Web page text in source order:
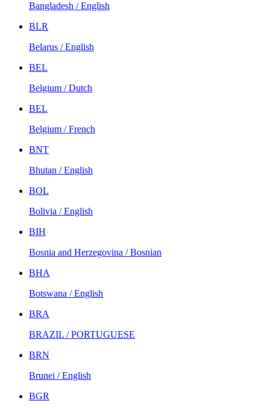
Bangladesh / English
BLR
Belarus / English
BEL
Belgium / Dutch
BEL
Belgium / French
BNT
Bhutan / English
BOL
Bolivia / English
BIH
Bosnia and Herzegovina / Bosnian
BHA
Botswana / English
BRA
BRAZIL / PORTUGUESE
BRN
Brunei / English
BGR